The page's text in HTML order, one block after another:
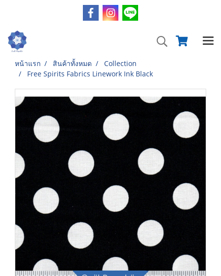
หน้าแรก สินค้าทั้งหมด
Collection
Free Spirits Fabrics Linework Ink Black